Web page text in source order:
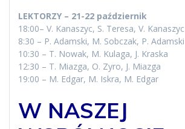
LEKTORZY – 21-22 październik
18:00– V. Kanaszyc, S. Teresa, V. Kanaszyc
8:30 – P. Adamski, M. Sobczak, P. Adamski
10:30 – T. Nowak, M. Kulaga, J. Kraska
12:30 – T. Miazga, O. Zyro, J. Miazga
19:00 – M. Edgar, M. Iskra, M. Edgar
W NASZEJ